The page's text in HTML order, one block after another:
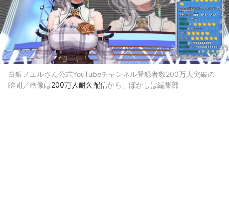
白銀ノエルさん公式YouTubeチャンネル登録者数200万人突破の
瞬間／画像は200万人耐久配信から、ぼかしは編集部